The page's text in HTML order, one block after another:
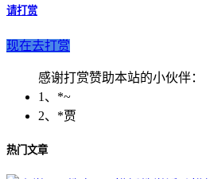
请打赏
现在去打赏
感谢打赏赞助本站的小伙伴：
1、*~
2、*贾
热门文章